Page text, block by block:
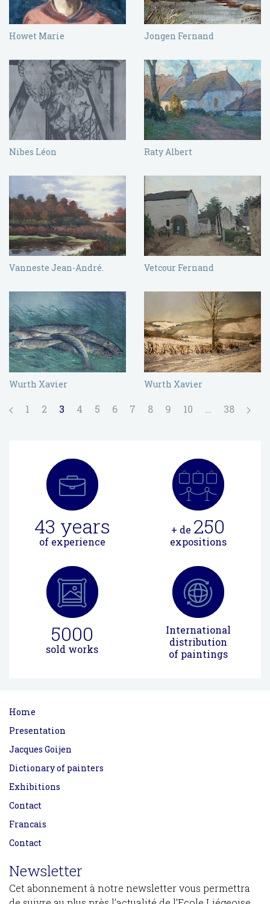
Howet Marie Jongen Fernand
Nibes Léon Raty Albert
Vanneste Jean-André. Vetcour Fernand
Wurth Xavier Wurth Xavier
1 2 3 4 5 6 7 8 9 10 … 38
43 years
of experience
+ de 250
expositions
5000
sold works
International
distribution
of paintings
Home
Presentation
Jacques Goijen
Dictionary of painters
Exhibitions
Contact
Francais
Contact
Newsletter
Cet abonnement à notre newsletter vous permettra